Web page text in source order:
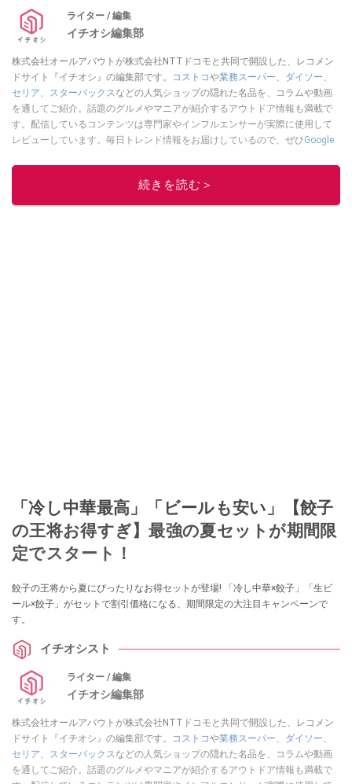
ライター / 編集
イチオシ編集部
株式会社オールアバウトが株式会社NTTドコモと共同で開設した、レコメン
ドサイト『イチオシ』の編集部です。
コストコや業務スーパー ダイソー
セリア
スターバックス などの人気ショップの隠れた名品を、コラムや動画
を通してご紹介。話題のグルメやマニアが紹介するアウトドア情報も満載で
す。配信しているコンテンツは専門家やインフルエンサーが実際に使用して
レビューしています。毎日トレンド情報をお届けしているので、ぜひGoogle
このイチオシストの他の記事を読む
続きを読む＞
「冷し中華最高」「ビールも安い」【餃子
の王将お得すぎ】最強の夏セットが期間限
定でスタート！
餃子の王将から夏にぴったりなお得セットが登場! 「冷し中華×餃子」「生ビ
ール×餃子」がセットで割引価格になる、期間限定の大注目キャンペーンで
す。
イチオシスト
ライター / 編集
イチオシ編集部
株式会社オールアバウトが株式会社NTTドコモと共同で開設した、レコメン
ドサイト『イチオシ』の編集部です。
コストコや業務スーパー ダイソー
セリア
スターバックス などの人気ショップの隠れた名品を、コラムや動画
を通してご紹介。話題のグルメやマニアが紹介するアウトドア情報も満載で